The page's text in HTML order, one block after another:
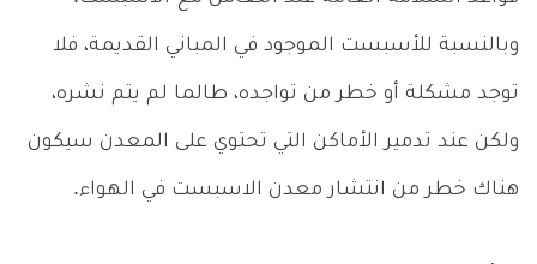
وبالنسبة للأسبست الموجود في المباني القديمة، فلا
توجد مشكلة أو خطر من تواجده، طالما لم يتم نشره،
ولكن عند تدمير الأماكن التي تحتوي على المعدن سيكون
هناك خطر من انتشار معدن الاسبست في الهواء.